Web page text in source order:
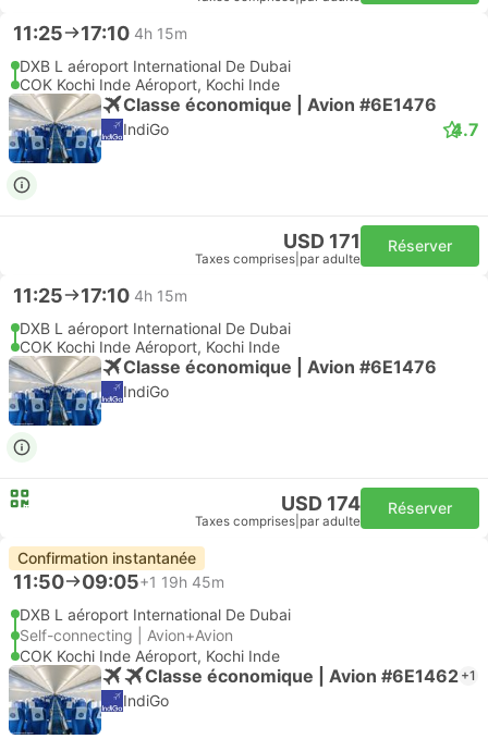
11:25 17:10 4h 15m
DXB L aéroport International De Dubai
COK Kochi Inde Aéroport, Kochi Inde
Classe économique | Avion #6E1476
IndiGo 4.7
USD 171
Taxes comprises par adulte
Réserver
11:25 17:10 4h 15m
DXB L aéroport International De Dubai
COK Kochi Inde Aéroport, Kochi Inde
Classe économique | Avion #6E1476
IndiGo
USD 174
Taxes comprises par adulte
Réserver
Confirmation instantanée
11:50 09:05+1 19h 45m
DXB L aéroport International De Dubai
Self-connecting | Avion+Avion
COK Kochi Inde Aéroport, Kochi Inde
Classe économique | Avion #6E1462 +1
IndiGo